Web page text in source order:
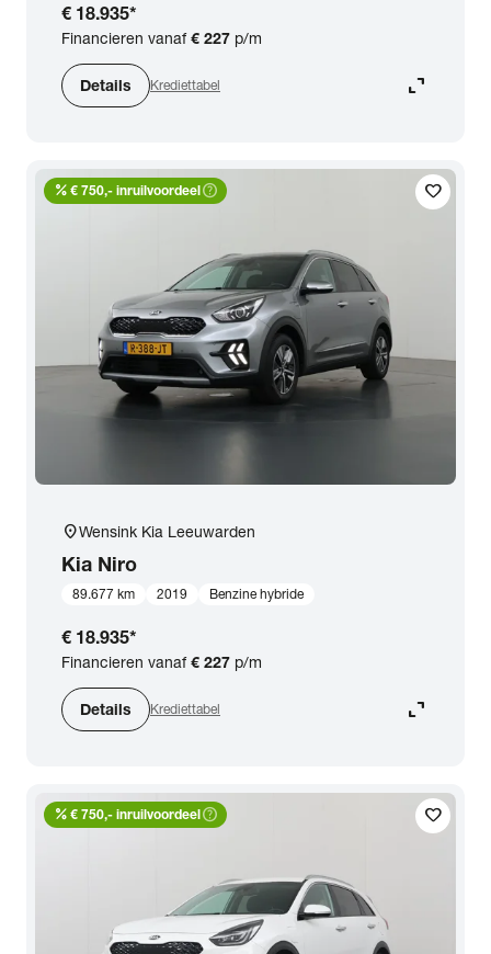
€ 18.935*
Financieren vanaf€ 227 p/m
Details Krediettabel expand_content
favorite
percent € 750,- inruilvoordeelhelp_outline
location_onWensink Kia Leeuwarden
Kia Niro
89.677 km 2019 Benzine hybride
€ 18.935*
Financieren vanaf€ 227 p/m
Details Krediettabel expand_content
favorite
percent € 750,- inruilvoordeelhelp_outline